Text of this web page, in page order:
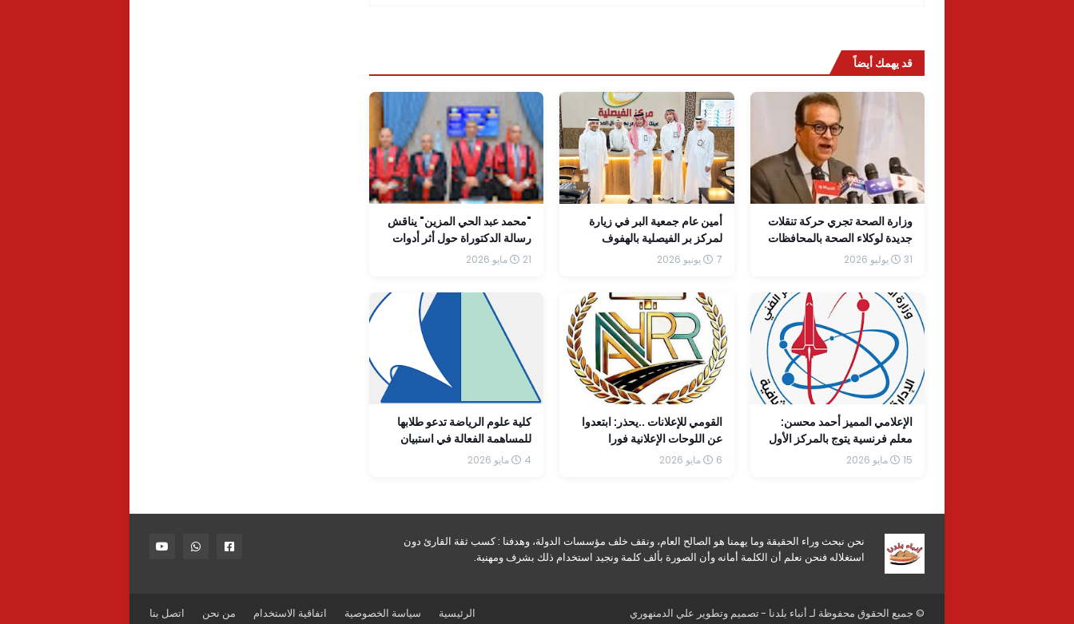
قد يهمك أيضاً
وزارة الصحة تجري حركة تنقلات
جديدة لوكلاء الصحة بالمحافظات
31 يوليو 2026
أمين عام جمعية البر في زيارة
لمركز بر الفيصلية بالهفوف
7 يونيو 2026
"محمد عبد الحي المزين" يناقش
رسالة الدكتوراة حول أثر أدوات
إدارة التكلفة في تحقيق الحوكمة
21 مايو 2026
الإعلامي المميز أحمد محسن:
معلم فرنسية يتوج بالمركز الأول
على مستوى الجمهورية
15 مايو 2026
القومي للإعلانات ..يحذر: ابتعدوا
عن اللوحات الإعلانية فورا
6 مايو 2026
كلية علوم الرياضة تدعو طلابها
للمساهمة الفعالة في استبيان
المجلس الأعلى للجامعات
4 مايو 2026
نحن نبحث وراء الحقيقة وما يهمنا هو الصالح العام، ونقف خلف مؤسسات الدولة، وهدفنا : كسب ثقة القارئ دون
استغلاله فنحن نعلم أن الكلمة أمانه وأن الصورة بألف كلمة ونجيد استخدام ذلك بشرف ومهنية.
© جميع الحقوق محفوظة لـ أنباء بلدنا - تصميم وتطوير علي الدمنهوري الرئيسية سياسة الخصوصية اتفاقية الاستخدام من نحن اتصل بنا